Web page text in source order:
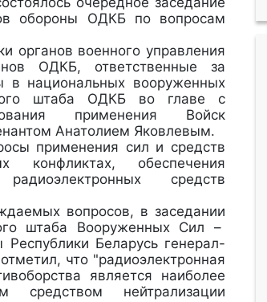
обороны ОДКБ по вопросам
органов военного управления
ОДКБ, ответственные за
в национальных вооруженных
штаба ОДКБ во главе с
применения Войск
Анатолием Яковлевым.
применения сил и средств
обеспечения
средств
вопросов, в заседании
штаба Вооруженных Сил –
Беларусь генерал-
что "радиоэлектронная
является наиболее
средством нейтрализации